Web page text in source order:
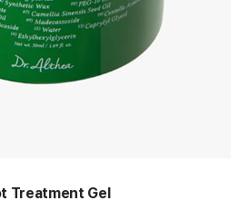
Treatment Gel